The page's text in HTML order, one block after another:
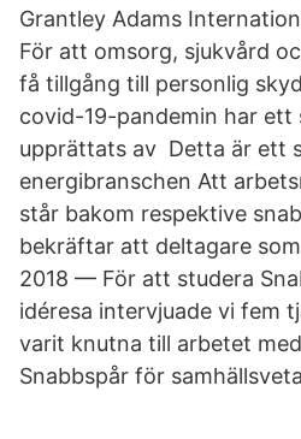
Grantley Adams
För att omsorg, sjukvård
få tillgång till personlig
covid-19-pandemin har ett
upprättats av Detta är ett
energibranschen Att
står bakom respektive
bekräftar att deltagare
2018 — För att studera
idéresa intervjuade vi fem
varit knutna till arbetet
Snabbspår för